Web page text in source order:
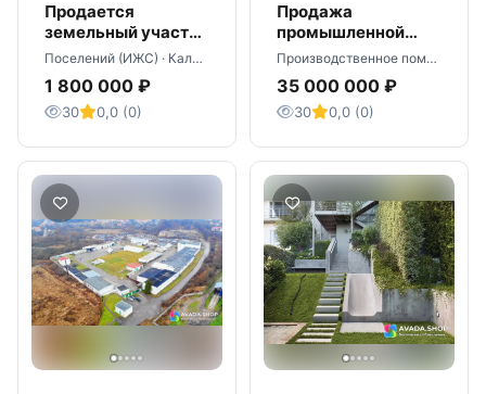
Продается
земельный участок
12 соток в Калуге Поселений (ИЖС) · Калуга
1 800 000 ₽
30 0,0 (0)
Продажа
промышленной
базы свободного
назначения
г.Черняховск.
Производственное помещение · Черняховск
35 000 000 ₽
30 0,0 (0)